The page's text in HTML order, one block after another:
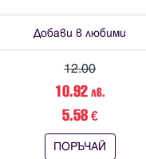
Добави в любими
12.00
10.92лв.
5.58€
ПОРЪЧАЙ